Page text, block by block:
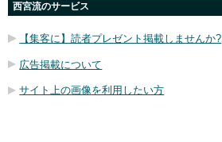
西宮流のサービス
【集客に】読者プレゼント掲載しませんか?
広告掲載について
サイト上の画像を利用したい方